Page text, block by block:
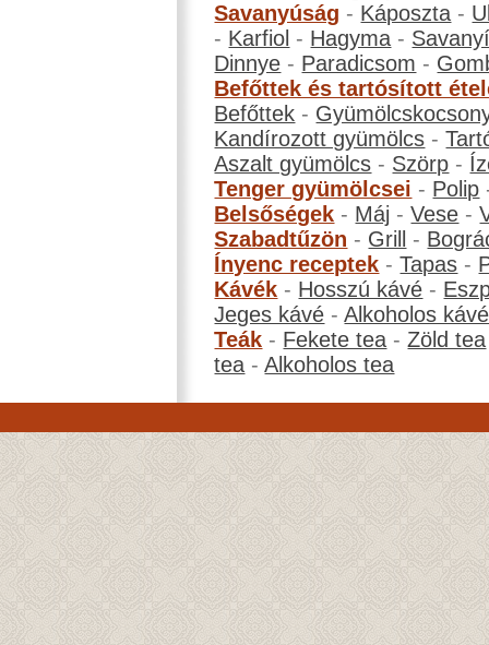
Savanyúság - Káposzta -
- Karfiol - Hagyma -
Dinnye - Paradicsom -
Befőttek és tartósított
Befőttek -
Kandírozott gyümölcs -
Aszalt gyümölcs - Szörp -
Tenger gyümölcsei - Polip
Belsőségek - Máj -Vese -
Szabadtűzön - Grill -
Ínyenc receptek -Tapas -
Kávék - Hosszú kávé -
Jeges kávé -Alkoholos kávé
Teák - Fekete tea -Zöld tea
tea -Alkoholos tea